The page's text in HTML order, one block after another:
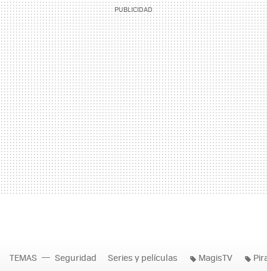
TEMAS Seguridad Series y películas MagisTV